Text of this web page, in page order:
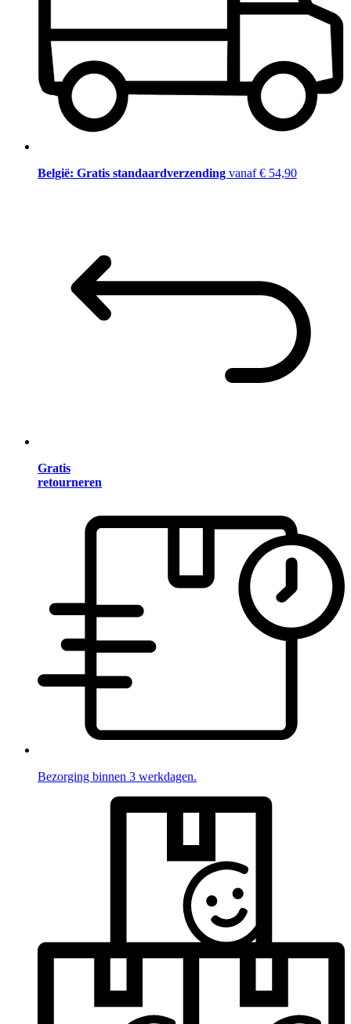
België: Gratis standaardverzending vanaf € 54,90
Gratis
retourneren
Bezorging binnen 3 werkdagen.